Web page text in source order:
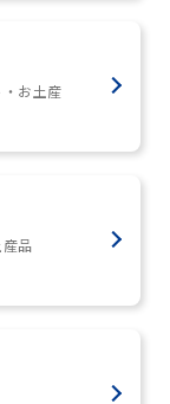
お土産
品